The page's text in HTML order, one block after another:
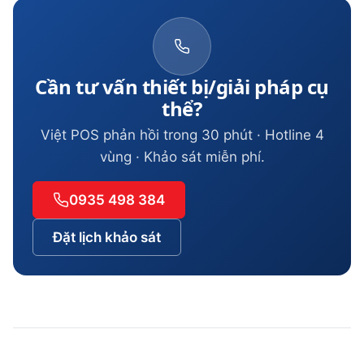
Cần tư vấn thiết bị/giải pháp cụ
thể?
Việt POS phản hồi trong 30 phút · Hotline 4
vùng · Khảo sát miễn phí.
0935 498 384
Đặt lịch khảo sát